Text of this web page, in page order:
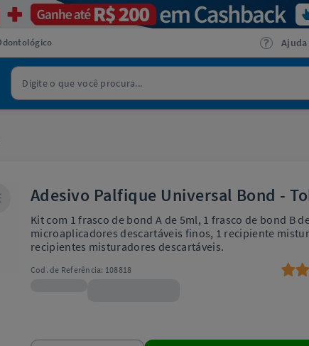
Ajuda
Adesivo Palfique Universal Bond -
Kit com 1 frasco de bond A de 5ml, 1 frasco de bond B
microaplicadores descartáveis finos, 1 recipiente
recipientes misturadores descartáveis.
Cod. de Referência: 108818